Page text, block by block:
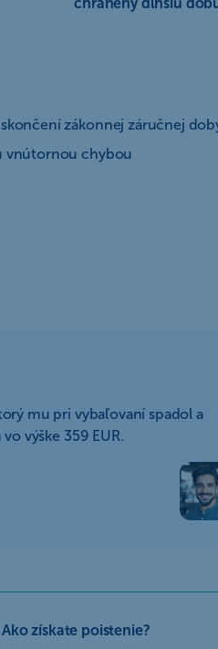
zákonnej záručnej
vnútornou chybou
mu pri vybaľovaní spadol a
výške 359 EUR.
Ako získate poistenie?